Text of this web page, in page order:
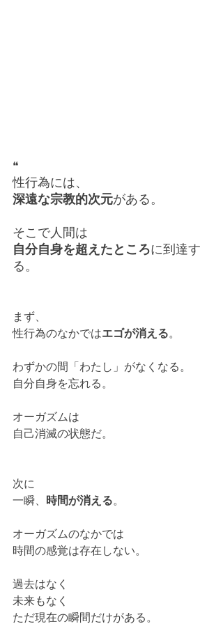
❝
性行為には、
深遠な宗教的次元がある。
そこで人間は
自分自身を超えたところに到達す
る。
まず、
性行為のなかではエゴが消える。
わずかの間「わたし」がなくなる。
自分自身を忘れる。
オーガズムは
自己消滅の状態だ。
次に
一瞬、
時間が消える。
オーガズムのなかでは
時間の感覚は存在しない。
過去はなく
未来もなく
ただ現在の瞬間だけがある。